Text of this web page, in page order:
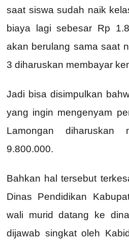
saat siswa sudah naik
biaya lagi sebesar Rp
akan berulang sama saat
3 diharuskan membayar
Jadi bisa disimpulkan
yang ingin mengenyam
Lamongan diharuskan
9.800.000.
Bahkan hal tersebut
Dinas Pendidikan
wali murid datang ke
dijawab singkat oleh